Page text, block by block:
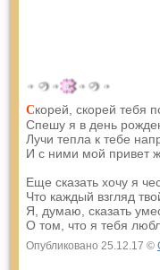
Скорей, скорей тебя
Спешу я в день
Лучи тепла к тебе
И с ними мой привет
Еще сказать хочу я
Что каждый взгляд
Я, думаю, сказать
О том, что я тебя
Опубликовано 25.12.17 ©